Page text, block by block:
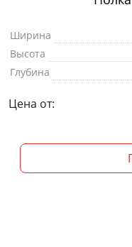
Ширина
Высота
Глубина
Цена от: